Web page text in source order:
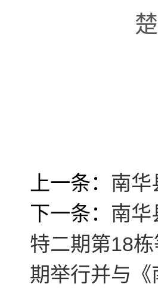
上一条： 南华
下一条： 南华
特二期第18
期举行并与